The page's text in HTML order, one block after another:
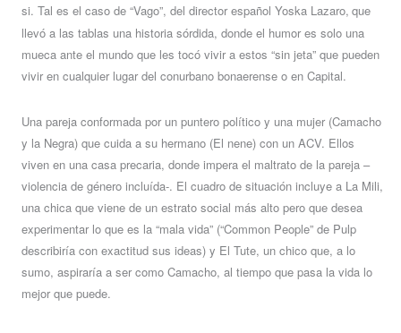
si. Tal es el caso de “Vago”, del director español Yoska Lazaro, que
llevó a las tablas una historia sórdida, donde el humor es solo una
mueca ante el mundo que les tocó vivir a estos “sin jeta” que pueden
vivir en cualquier lugar del conurbano bonaerense o en Capital.
Una pareja conformada por un puntero político y una mujer (Camacho
y la Negra) que cuida a su hermano (El nene) con un ACV. Ellos
viven en una casa precaria, donde impera el maltrato de la pareja –
violencia de género incluída-. El cuadro de situación incluye a La Mili,
una chica que viene de un estrato social más alto pero que desea
experimentar lo que es la “mala vida” (“Common People” de Pulp
describiría con exactitud sus ideas) y El Tute, un chico que, a lo
sumo, aspiraría a ser como Camacho, al tiempo que pasa la vida lo
mejor que puede.